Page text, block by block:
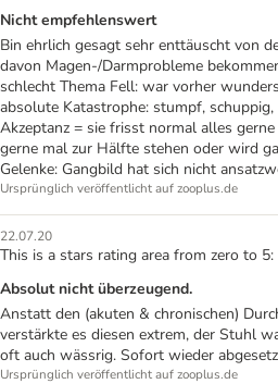
Nicht empfehlenswert
Bin ehrlich gesagt sehr enttäuscht von
davon Magen-/Darmprobleme
schlecht Thema Fell: war vorher
absolute Katastrophe: stumpf,
Akzeptanz = sie frisst normal alles
gerne mal zur Hälfte stehen oder wird
Gelenke: Gangbild hat sich nicht
Ursprünglich veröffentlicht auf zooplus.de
22.07.20
This is a stars rating area from zero to 5:
Absolut nicht überzeugend.
Anstatt den (akuten & chronischen)
verstärkte es diesen extrem, der Stuhl
oft auch wässrig. Sofort wieder
Ursprünglich veröffentlicht auf zooplus.de